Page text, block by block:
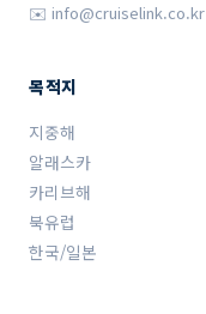
✉️ info@cruiselink.co.kr
목적지
지중해
알래스카
카리브해
북유럽
한국/일본